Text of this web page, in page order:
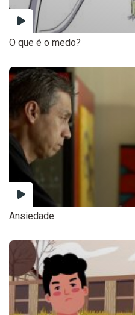
O que é o medo?
Ansiedade